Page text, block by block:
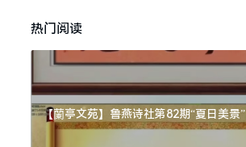
热门阅读
【蘭亭文苑】鲁燕诗社第82期“夏日美景”